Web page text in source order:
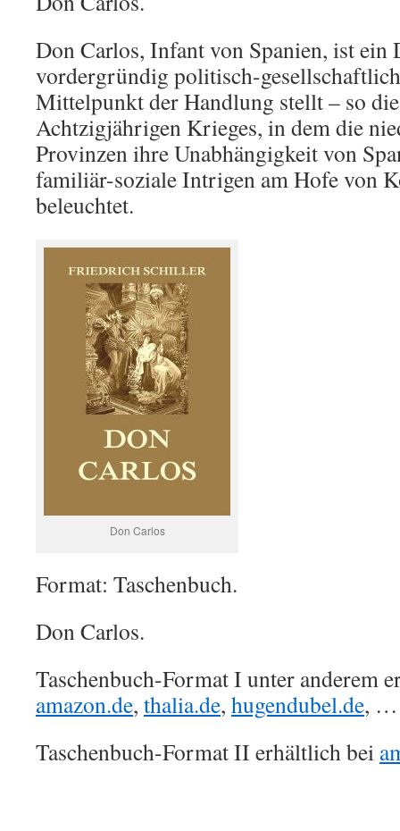
Don Carlos, Infant von Spanien, ist ein
vordergründig politisch-
Mittelpunkt der Handlung stellt – so
Achtzigjährigen Krieges, in dem die
Provinzen ihre Unabhängigkeit von
familiär-soziale Intrigen am Hofe von
beleuchtet.
Don Carlos
Format: Taschenbuch.
Don Carlos.
Taschenbuch-Format I unter anderem
amazon.de, thalia.de, hugendubel.de, …
Taschenbuch-Format II erhältlich bei